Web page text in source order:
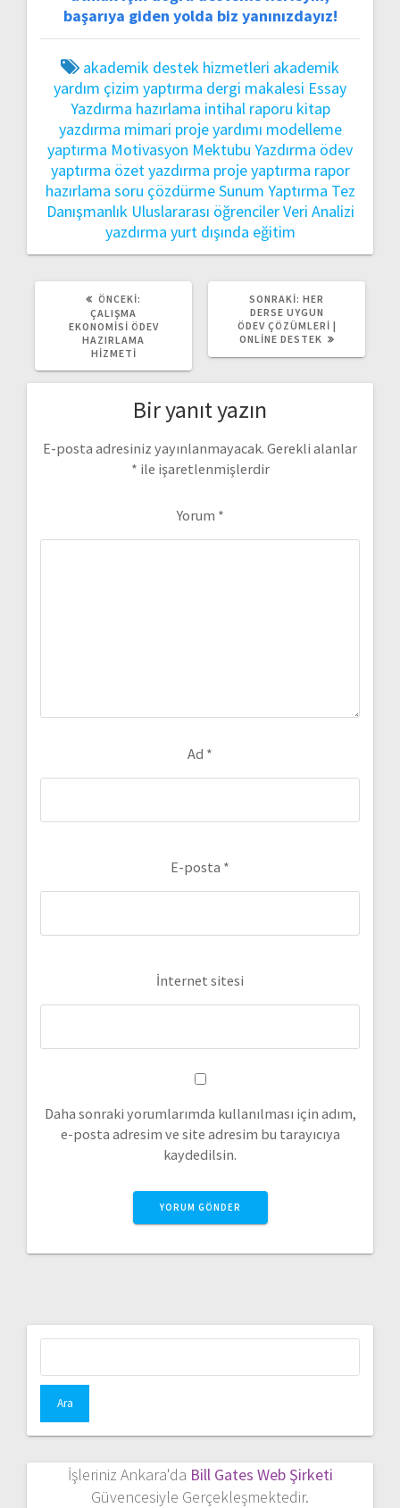
başarıya giden yolda biz yanınızdayız!
akademik destek hizmetleri akademik
yardım çizim yaptırma dergi makalesi Essay
Yazdırma hazırlama intihal raporu kitap
yazdırma mimari proje yardımı modelleme
yaptırma Motivasyon Mektubu Yazdırma ödev
yaptırma özet yazdırma proje yaptırma rapor
hazırlama soru çözdürmeSunum Yaptırma Tez
Danışmanlık Uluslararası öğrencilerVeri Analizi
yazdırma yurt dışında eğitim
ÖNCEKI:
ÇALIŞMA
EKONOMISI ÖDEV
HAZIRLAMA
HIZMETI
SONRAKI: SONRAKI
YAZI:
HER
DERSE UYGUN
ÖDEV ÇÖZÜMLERI |
ONLINE DESTEK
Bir yanıt yazın
E-posta adresiniz yayınlanmayacak. Gerekli alanlar
* ile işaretlenmişlerdir
Yorum *
Ad *
E-posta *
İnternet sitesi
Daha sonraki yorumlarımda kullanılması için adım,
e-posta adresim ve site adresim bu tarayıcıya
kaydedilsin.
İşleriniz Ankara'da Bill Gates Web Şirketi
Güvencesiyle Gerçekleşmektedir.